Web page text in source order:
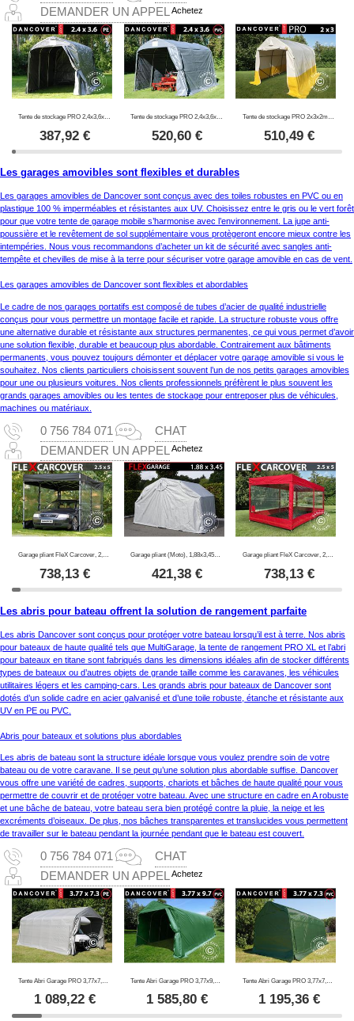
DEMANDER UN APPEL
Achetez
Tente de stockage PRO 2,4x3,6x2,34m PE, Gris
387,92 €
Tente de stockage PRO 2,4x3,6x2,34m PVC, Gris
520,60€
Tente de stockage PRO 2x3x2m, PVC, blanc/jaune, retardateur de flammes
510,49€
Les garages amovibles sont flexibles et durables
Les garages amovibles de Dancover sont conçus avec des toiles robustes en PVC ou en
plastique 100 % imperméables et résistantes aux UV. Choisissez entre le gris ou le vert forêt
pour que votre tente de garage mobile s’harmonise avec l’environnement. La jupe anti-
poussière et le revêtement de sol supplémentaire vous protègeront encore mieux contre les
intempéries. Nous vous recommandons d’acheter un kit de sécurité avec sangles anti-
tempête et chevilles de mise à la terre pour sécuriser votre garage amovible en cas de vent.
Les garages amovibles de Dancover sont flexibles et abordables
Le cadre de nos garages portatifs est composé de tubes d’acier de qualité industrielle
conçus pour vous permettre un montage facile et rapide. La structure robuste vous offre
une alternative durable et résistante aux structures permanentes, ce qui vous permet d’avoir
une solution flexible, durable et beaucoup plus abordable. Contrairement aux bâtiments
permanents, vous pouvez toujours démonter et déplacer votre garage amovible si vous le
souhaitez. Nos clients particuliers choisissent souvent l’un de nos petits garages amovibles
pour une ou plusieurs voitures. Nos clients professionnels préfèrent le plus souvent les
grands garages amovibles ou les tentes de stockage pour entreposer plus de véhicules,
machines ou matériaux.
0 756 784 071
CHAT
DEMANDER UN APPEL Achetez
Garage pliant FleX Carcover, 2,5x5m, Noir
738,13 €
Garage pliant (Moto), 1,88x3,45x1,9m, Gris
421,38€
Garage pliant FleX Carcover, 2,5x5m, Rouge
738,13€
Les abris pour bateau offrent la solution de rangement parfaite
Les abris Dancover sont conçus pour protéger votre bateau lorsqu’il est à terre. Nos abris
pour bateaux de haute qualité tels que MultiGarage, la tente de rangement PRO XL et l’abri
pour bateaux en titane sont fabriqués dans les dimensions idéales afin de stocker différents
types de bateaux ou d’autres objets de grande taille comme les caravanes, les véhicules
utilitaires légers et les camping-cars. Les grands abris pour bateaux de Dancover sont
dotés d’un solide cadre en acier galvanisé et d’une toile robuste, étanche et résistante aux
UV en PE ou PVC.
Abris pour bateaux et solutions plus abordables
Les abris de bateau sont la structure idéale lorsque vous voulez prendre soin de votre
bateau ou de votre caravane. Il se peut qu’une solution plus abordable suffise. Dancover
vous offre une variété de cadres, supports, chariots et bâches de haute qualité pour vous
permettre de couvrir et de protéger votre bateau. Avec une structure en cadre en A robuste
et une bâche de bateau, votre bateau sera bien protégé contre la pluie, la neige et les
excréments d’oiseaux. De plus, nos bâches transparentes et translucides vous permettent
de travailler sur le bateau pendant la journée pendant que le bateau est couvert.
0 756 784 071
CHAT
DEMANDER UN APPEL
Achetez
1 089,22 € 1 585,80€ 1 195,36€